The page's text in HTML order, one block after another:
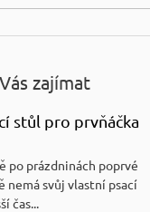
zajímat
stůl pro prvňáčka
po prázdninách poprvé
nemá svůj vlastní psací
čas...